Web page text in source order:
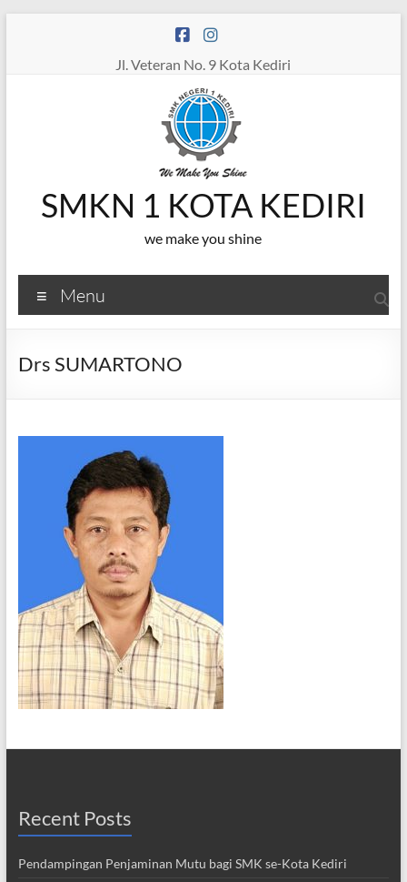
Jl. Veteran No. 9 Kota Kediri
SMKN 1 KOTA KEDIRI
we make you shine
Menu
Drs SUMARTONO
Recent Posts
Pendampingan Penjaminan Mutu bagi SMK se-Kota Kediri